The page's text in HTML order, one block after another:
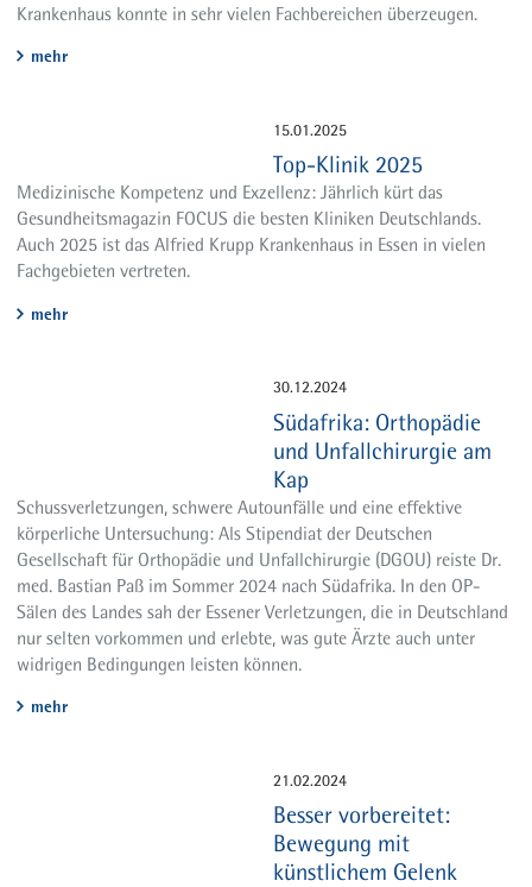
Krankenhaus konnte in sehr vielen Fachbereichen überzeugen.
mehr
15.01.2025
Top-Klinik 2025
Medizinische Kompetenz und Exzellenz: Jährlich kürt das
Gesundheitsmagazin FOCUS die besten Kliniken Deutschlands.
Auch 2025 ist das Alfried Krupp Krankenhaus in Essen in vielen
Fachgebieten vertreten.
mehr
30.12.2024
Südafrika: Orthopädie
und Unfallchirurgie am
Kap
Schussverletzungen, schwere Autounfälle und eine effektive
körperliche Untersuchung: Als Stipendiat der Deutschen
Gesellschaft für Orthopädie und Unfallchirurgie (DGOU) reiste Dr.
med. Bastian Paß im Sommer 2024 nach Südafrika. In den OP-
Sälen des Landes sah der Essener Verletzungen, die in Deutschland
nur selten vorkommen und erlebte, was gute Ärzte auch unter
widrigen Bedingungen leisten können.
mehr
21.02.2024
Besser vorbereitet:
Bewegung mit
künstlichem Gelenk